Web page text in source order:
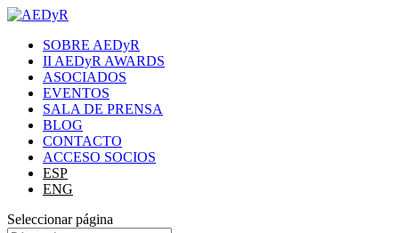
SOBRE AEDyR
II AEDyR AWARDS
ASOCIADOS
EVENTOS
SALA DE PRENSA
BLOG
CONTACTO
ACCESO SOCIOS
ESP
ENG
Seleccionar página